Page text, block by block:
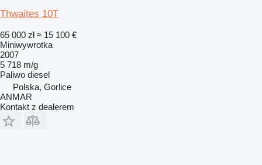
Thwaites 10T
65 000 zł ≈ 15 100 €
Miniwywrotka
2007
5 718 m/g
Paliwo diesel
Polska, Gorlice
ANMAR
Kontakt z dealerem